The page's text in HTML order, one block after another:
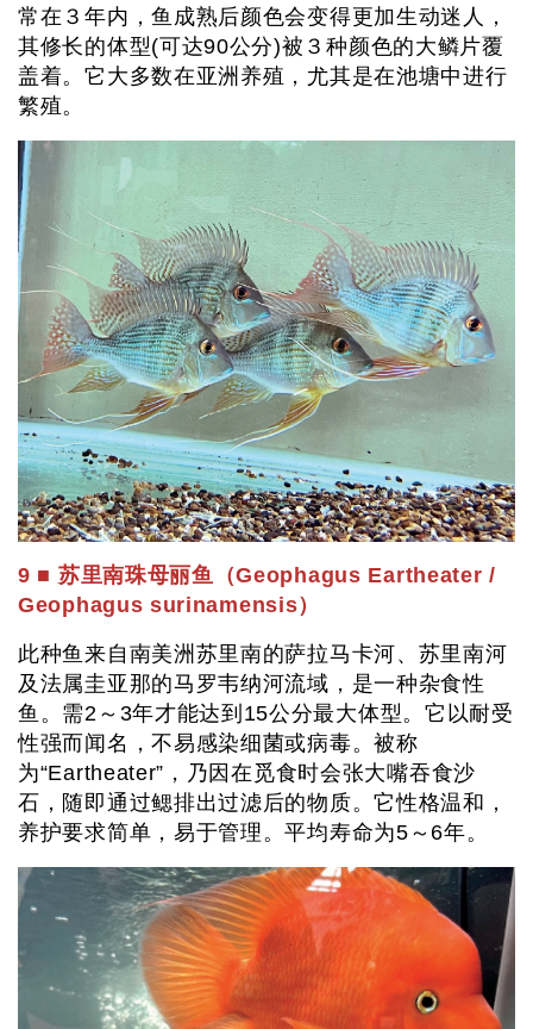
常在３年内，鱼成熟后颜色会变得更加生动迷人，
其修长的体型(可达90公分)被３种颜色的大鳞片覆
盖着。它大多数在亚洲养殖，尤其是在池塘中进行
繁殖。
9 ■ 苏里南珠母丽鱼（Geophagus Eartheater /
Geophagus surinamensis）
此种鱼来自南美洲苏里南的萨拉马卡河、苏里南河
及法属圭亚那的马罗韦纳河流域，是一种杂食性
鱼。需2～3年才能达到15公分最大体型。它以耐受
性强而闻名，不易感染细菌或病毒。被称
为“Eartheater”，乃因在觅食时会张大嘴吞食沙
石，随即通过鳃排出过滤后的物质。它性格温和，
养护要求简单，易于管理。平均寿命为5～6年。